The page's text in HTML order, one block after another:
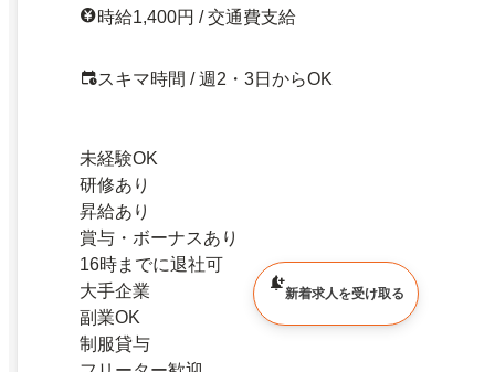
時給1,400円 / 交通費支給
スキマ時間 / 週2・3日からOK
未経験OK
研修あり
昇給あり
賞与・ボーナスあり
16時までに退社可
大手企業
副業OK
制服貸与
新着求人を受け取る